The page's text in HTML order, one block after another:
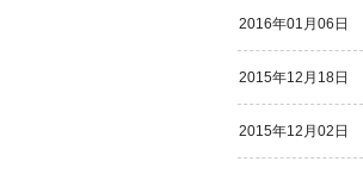
2016年01月06日
2015年12月18日
2015年12月02日